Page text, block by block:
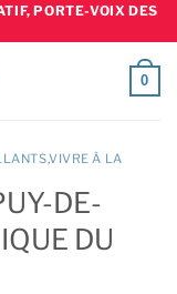
PORTE-VOIX DES
0
,VIVRE À LA
DE-
DU